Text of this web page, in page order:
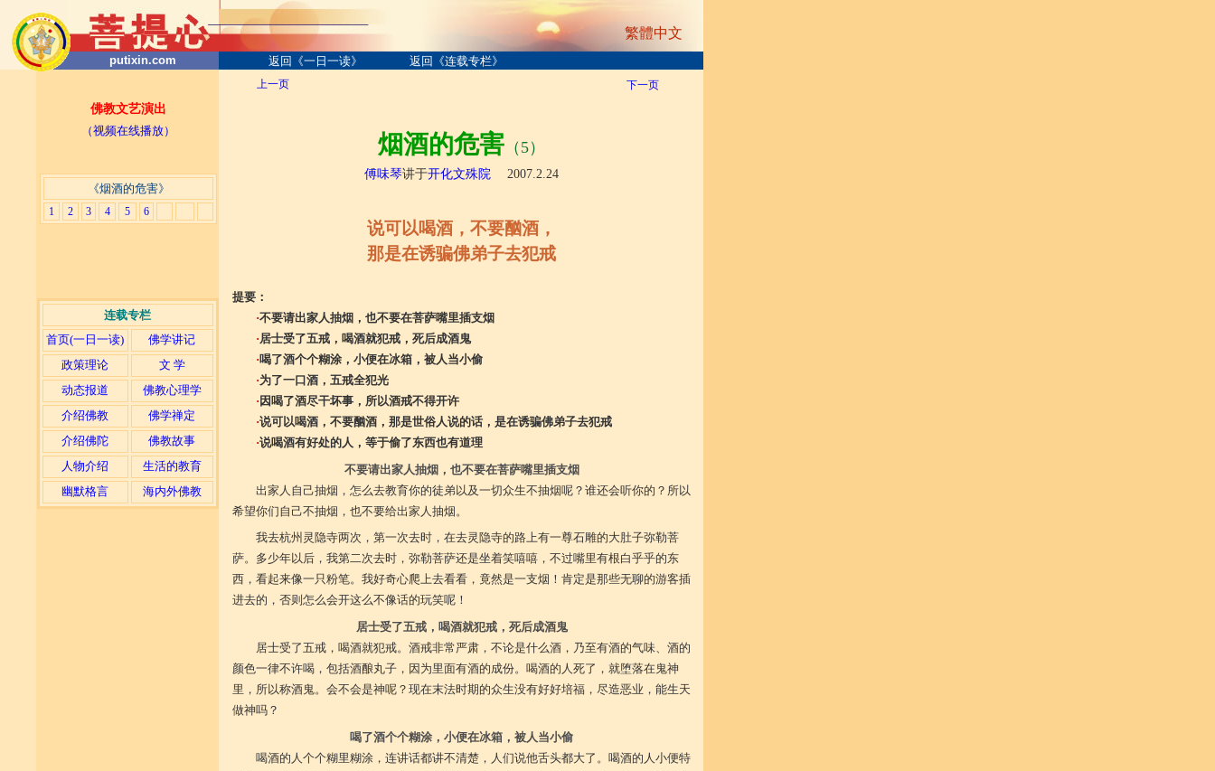
佛教文艺演出
（视频在线播放）
putixin.com 返回《一日一读》 返回《连载专栏》
《烟酒的危害》
1 2 3 4 5 6
连载专栏
首页(一日一读)
佛学讲记
政策理论
文 学
动态报道
佛教心理学
介绍佛教
佛学禅定
介绍佛陀
佛教故事
人物介绍
生活的教育
幽默格言
海内外佛教
上一页 下一页
烟酒的危害 （5）
傅味琴讲于开化文殊院 2007.2.24
说可以喝酒，不要酗酒，
那是在诱骗佛弟子去犯戒
提要：
·不要请出家人抽烟，也不要在菩萨嘴里插支烟
·居士受了五戒，喝酒就犯戒，死后成酒鬼
·喝了酒个个糊涂，小便在冰箱，被人当小偷
·为了一口酒，五戒全犯光
· 因喝了酒尽干坏事，所以酒戒不得开许
·说可以喝酒，不要酗酒，那是世俗人说的话，是在诱骗佛弟子去犯戒
·说喝酒有好处的人，等于偷了东西也有道理
不要请出家人抽烟，也不要在菩萨嘴里插支烟
出家人自己抽烟，怎么去教育你的徒弟以及一切众生不抽烟呢？谁还会听你的？所以
希望你们自己不抽烟，也不要给出家人抽烟。
我去杭州灵隐寺两次，第一次去时，在去灵隐寺的路上有一尊石雕的大肚子弥勒菩
萨。多少年以后，我第二次去时，弥勒菩萨还是坐着笑嘻嘻，不过嘴里有根白乎乎的东
西，看起来像一只粉笔。我好奇心爬上去看看，竟然是一支烟！肯定是那些无聊的游客插
进去的，否则怎么会开这么不像话的玩笑呢！
居士受了五戒，喝酒就犯戒，死后成酒鬼
居士受了五戒，喝酒就犯戒。酒戒非常严肃，不论是什么酒，乃至有酒的气味、酒的
颜色一律不许喝，包括酒酿丸子，因为里面有酒的成份。喝酒的人死了，就堕落在鬼神
里，所以称酒鬼。会不会是神呢？现在末法时期的众生没有好好培福，尽造恶业，能生天
做神吗？
喝了酒个个糊涂，小便在冰箱，被人当小偷
喝酒的人个个糊里糊涂，连讲话都讲不清楚，人们说他舌头都大了。喝酒的人小便特
繁體中文